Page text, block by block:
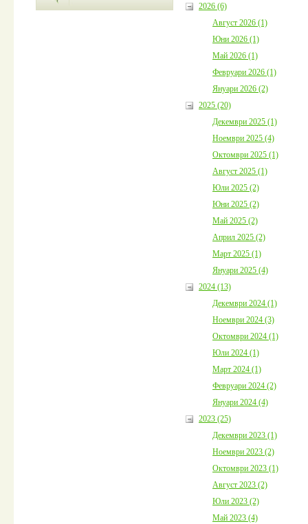
2026 (6)
Август 2026 (1)
Юни 2026 (1)
Май 2026 (1)
Февруари 2026 (1)
Януари 2026 (2)
2025 (20)
Декември 2025 (1)
Ноември 2025 (4)
Октомври 2025 (1)
Август 2025 (1)
Юли 2025 (2)
Юни 2025 (2)
Май 2025 (2)
Април 2025 (2)
Март 2025 (1)
Януари 2025 (4)
2024 (13)
Декември 2024 (1)
Ноември 2024 (3)
Октомври 2024 (1)
Юли 2024 (1)
Март 2024 (1)
Февруари 2024 (2)
Януари 2024 (4)
2023 (25)
Декември 2023 (1)
Ноември 2023 (2)
Октомври 2023 (1)
Август 2023 (2)
Юли 2023 (2)
Май 2023 (4)